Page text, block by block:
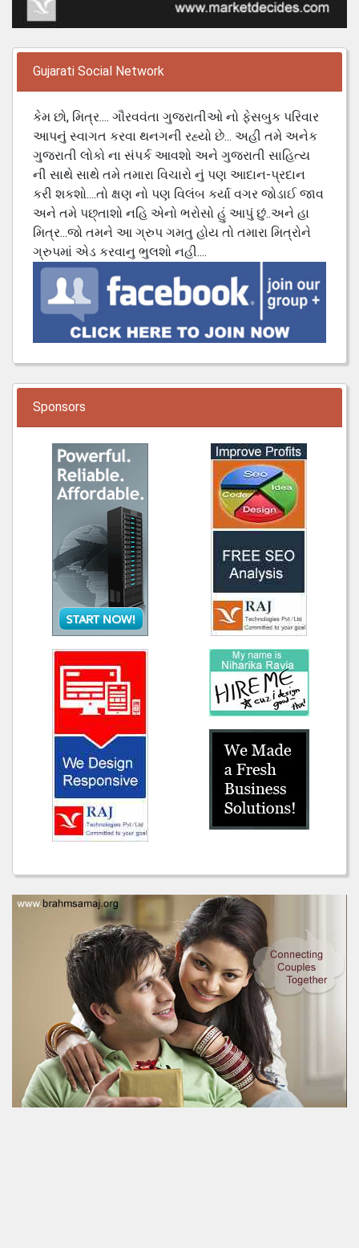
Gujarati Social Network
કેમ છો, મિત્ર.... ગૌરવવંતા ગુજરાતીઓ નો ફેસબુક પરિવાર
આપનું સ્વાગત કરવા થનગની રહ્યો છે... અહી તમે અનેક
ગુજરાતી લોકો ના સંપર્ક આવશો અને ગુજરાતી સાહિત્ય
ની સાથે સાથે તમે તમારા વિચારો નું પણ આદાન-પ્રદાન
કરી શકશો....તો ક્ષણ નો પણ વિલંબ કર્યા વગર જોડાઈ જાવ
અને તમે પછ્તાશો નહિ એનો ભરોસો હું આપું છું..અને હા
મિત્ર...જો તમને આ ગ્રુપ ગમતુ હોય તો તમારા મિત્રોને
ગ્રુપમાં એડ કરવાનુ ભુલશો નહી....
Sponsors